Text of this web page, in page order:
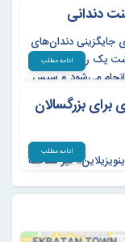
و آرام
دندانی
جایگزینی دندان‌های
یک ریشه فلزی
انجام می‌شود و سپس
ادامه مطلب
برای بزرگسالان
نیز شناخته
و سیم‌های فلزی
ادامه مطلب